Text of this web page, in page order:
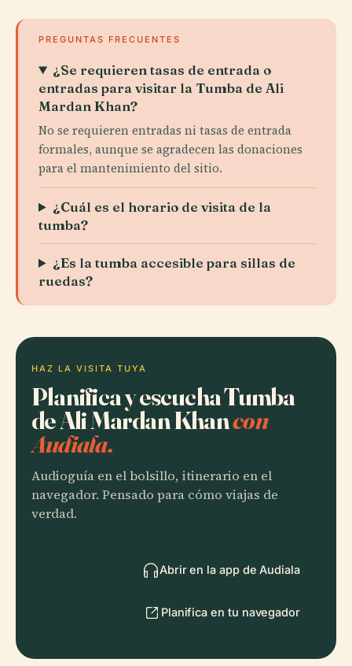
PREGUNTAS FRECUENTES
¿Se requieren tasas de entrada o
entradas para visitar la Tumba de Ali
Mardan Khan?
No se requieren entradas ni tasas de entrada
formales, aunque se agradecen las donaciones
para el mantenimiento del sitio.
¿Cuál es el horario de visita de la
tumba?
¿Es la tumba accesible para sillas de
ruedas?
HAZ LA VISITA TUYA
Planifica y escucha Tumba
de Ali Mardan Khancon
Audiala.
Audioguía en el bolsillo, itinerario en el
navegador. Pensado para cómo viajas de
verdad.
Abrir en la app de Audiala
Planifica en tu navegador